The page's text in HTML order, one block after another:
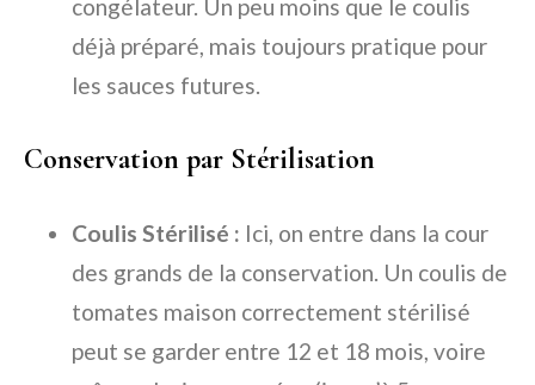
congélateur. Un peu moins que le coulis
déjà préparé, mais toujours pratique pour
les sauces futures.
Conservation par Stérilisation
Coulis Stérilisé : Ici, on entre dans la cour
des grands de la conservation. Un coulis de
tomates maison correctement stérilisé
peut se garder entre 12 et 18 mois, voire